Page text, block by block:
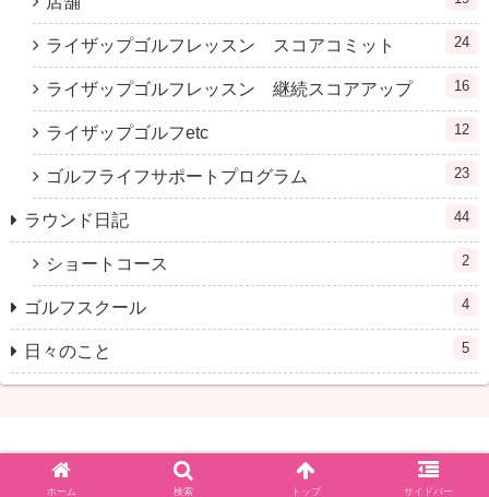
ライザップゴルフレッスン スコアコミット 24
ライザップゴルフレッスン 継続スコアアップ 16
ライザップゴルフetc 12
ゴルフライフサポートプログラム 23
ラウンド日記 44
ショートコース 2
ゴルフスクール 4
日々のこと 5
© 2017 100 切りを目指すみんなのゴルフ部.
ホーム 検索 トップ サイドバー